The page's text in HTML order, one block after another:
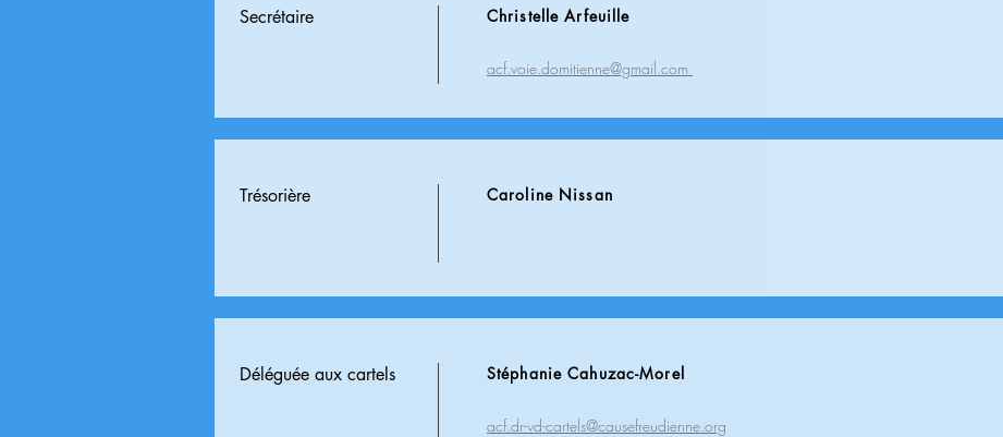
Secrétaire Christelle Arfeuille
acf.voie.domitienne@gmail.com
Trésorière Caroline Nissan
Déléguée aux cartels Stéphanie Cahuzac-Morel
acf.dr-vd-cartels@causefreudienne.org